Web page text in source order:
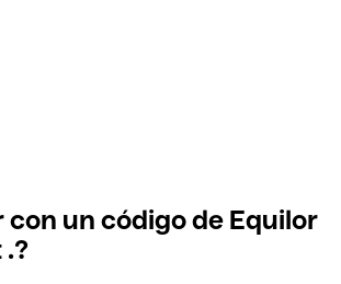
con un código de Equilor